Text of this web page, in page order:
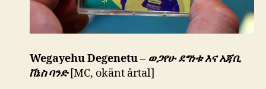
Wegayehu Degenetu– ወጋየሁ ደግነቱ እና አጃቢ
ቨኔስ ባንድ[MC, okänt årtal]